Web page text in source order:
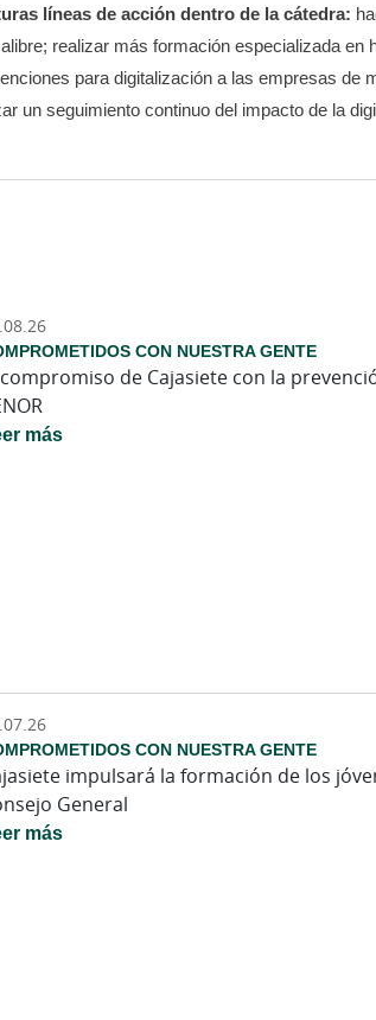
líneas de acción dentro de la cátedra:
realizar más formación especializada en
para digitalización a las empresas de
un seguimiento continuo del impacto de la
CON NUESTRA GENTE
de Cajasiete con la
más
CON NUESTRA GENTE
impulsará la formación de los
General
más